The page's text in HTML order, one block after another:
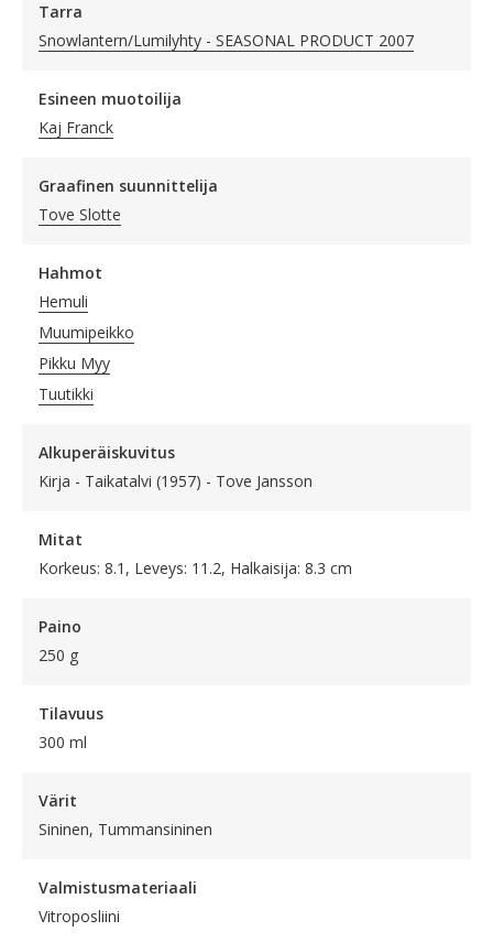
Tarra
Snowlantern/Lumilyhty - SEASONAL PRODUCT 2007
Esineen muotoilija
Kaj Franck
Graafinen suunnittelija
Tove Slotte
Hahmot
Hemuli
Muumipeikko
Pikku Myy
Tuutikki
Alkuperäiskuvitus
Kirja - Taikatalvi (1957) - Tove Jansson
Mitat
Korkeus: 8.1, Leveys: 11.2, Halkaisija: 8.3 cm
Paino
250 g
Tilavuus
300 ml
Värit
Sininen, Tummansininen
Valmistusmateriaali
Vitroposliini